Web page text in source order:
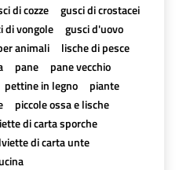
di cozze
gusci di crostacei
di vongole
gusci d'uovo
animali
lische di pesce
pane
pane vecchio
pettine in legno
piante
piccole ossa e lische
di carta sporche
di carta unte